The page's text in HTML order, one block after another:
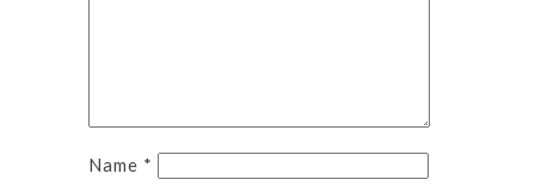
Name *